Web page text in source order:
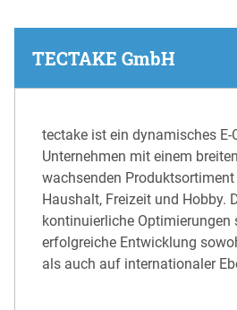
TECTAKE GmbH
tectake ist ein dynamisches E-
Unternehmen mit einem
wachsenden
Haushalt, Freizeit und Hobby.
kontinuierliche Optimierungen
erfolgreiche Entwicklung
als auch auf internationaler